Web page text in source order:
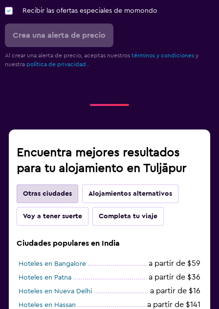
Recibir las ofertas especiales de momondo
Crea una alerta de precio
Al crear una alerta de precio, aceptas nuestros términos y condiciones y
nuestra política de privacidad.
Encuentra mejores resultados
para tu alojamiento en Tuljāpur
Otras ciudades Alojamientos alternativos
Voy a tener suerte Completa tu viaje
Ciudades populares en India
Hoteles en Bangalore a partir de $59
Hoteles en Patna a partir de $36
Hoteles en Nueva Delhi a partir de $16
Hoteles en Hassan a partir de $141